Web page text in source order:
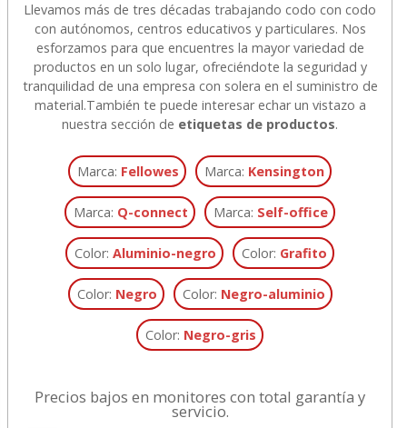
Llevamos más de tres décadas trabajando codo con codo
con autónomos, centros educativos y particulares. Nos
esforzamos para que encuentres la mayor variedad de
productos en un solo lugar, ofreciéndote la seguridad y
tranquilidad de una empresa con solera en el suministro de
material.También te puede interesar echar un vistazo a
nuestra sección de etiquetas de productos.
Marca: Fellowes Marca: Kensington
Marca: Q-connect Marca: Self-office
Color:Aluminio-negro Color: Grafito
Color: Negro Color: Negro-aluminio
Color: Negro-gris
Precios bajos en monitores con total garantía y
servicio.